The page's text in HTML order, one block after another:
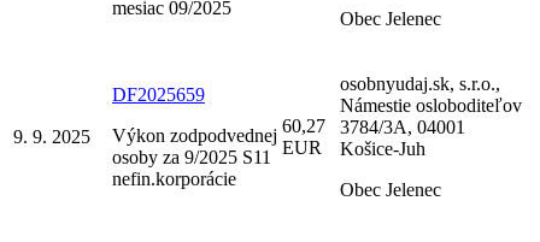
mesiac 09/2025
Obec Jelenec
9. 9. 2025
DF2025659
Výkon zodpodvednej
osoby za 9/2025 S11
nefin.korporácie
60,27
EUR
osobnyudaj.sk, s.r.o.,
Námestie osloboditeľov
3784/3A, 04001
Košice-Juh
Obec Jelenec